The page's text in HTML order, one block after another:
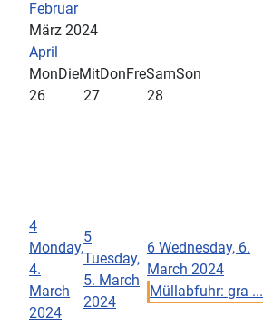
Februar
März 2024
April
MonDieMitDonFreSamSon
26
27 28
4
Monday,
4.
March
2024
5
Tuesday,
5. March
2024
6 Wednesday, 6.
March 2024
Müllabfuhr: gra ...